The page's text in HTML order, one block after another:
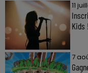
11
Kids !
7